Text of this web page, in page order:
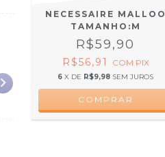
NECESSAIRE MALLOO
TAMANHO:M
R$59,90
R$56,91 COM PIX
6 X DE R$9,98 SEM JUROS